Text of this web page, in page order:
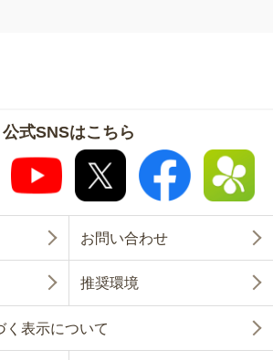
公式SNSはこちら
お問い合わせ
推奨環境
く表示について